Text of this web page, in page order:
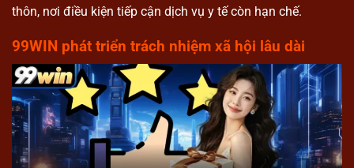
thôn, nơi điều kiện tiếp cận dịch vụ y tế còn hạn chế.
99WIN phát triển trách nhiệm xã hội lâu dài